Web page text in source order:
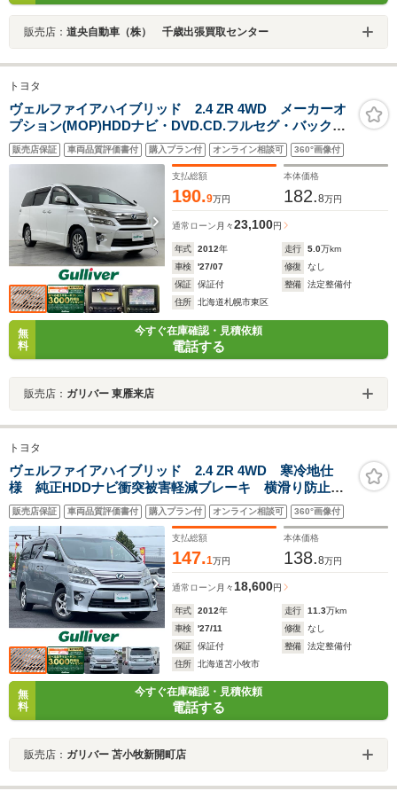
販売店： 道央自動車（株） 千歳出張買取センター
トヨタ
ヴェルファイアハイブリッド 2.4 ZR 4WD メーカーオ
プション(MOP)HDDナビ・DVD.CD.フルセグ・バックカ
メラ・両側パワースライドドア・パワーバックドア・パ
ワーシート 運転席・助手席・オットマンシ
販売店保証 車両品質評価書付 購入プラン付 オンライン相談可 360°画像付
支払総額
190.9万円
本体価格
182.8万円
通常ローン 月々23,100円
年式 2012年 走行 5.0万km
車検
'27/07 修復
なし
保証
保証付 整備
法定整備付
住所
北海道札幌市東区
無
料
今すぐ在庫確認・見積依頼
電話する
販売店： ガリバー 東雁来店
トヨタ
ヴェルファイアハイブリッド 2.4 ZR 4WD 寒冷地仕
様 純正HDDナビ衝突被害軽減ブレーキ 横滑り防止装
置 クルーズコントロール クリアランスソナー バッ
クカメラ ETC アイドリングストップ ワイパーデア
イサー ECOMODE EVMODE
販売店保証 車両品質評価書付 購入プラン付 オンライン相談可 360°画像付
支払総額
147.1万円
本体価格
138.8万円
通常ローン 月々 18,600円
年式 2012年 走行 11.3万km
車検
'27/11 修復
なし
保証
保証付 整備
法定整備付
住所
北海道苫小牧市
無
料
今すぐ在庫確認・見積依頼
電話する
販売店： ガリバー 苫小牧新開町店